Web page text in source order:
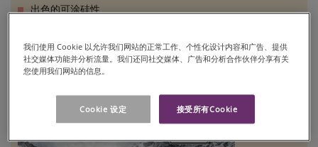
绍
纸
高
层
出色的可涂硅性
我们使用 Cookie 以允许我们网站的正常工作、个性化设计内容和广告、提供
社交媒体功能并分析流量。我们还同社交媒体、广告和分析合作伙伴分享有关
您使用我们网站的信息。
接受所有Cookie
Cookie 设定